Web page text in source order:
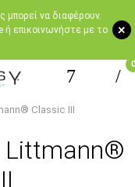
+
μπορεί να διαφέρουν.
ή επικοινωνήστε με το
0
Classic III
Littmann®